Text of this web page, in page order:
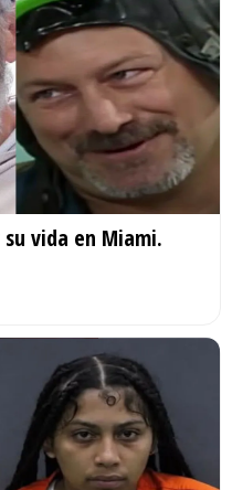
vida en Miami.